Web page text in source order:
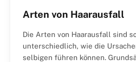
Arten von Haarausfall
Die Arten von Haarausfall sind
unterschiedlich, wie die
selbigen führen können.